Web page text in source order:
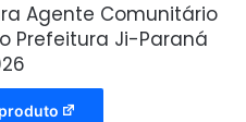
Agente Comunitário
Prefeitura Ji-Paraná